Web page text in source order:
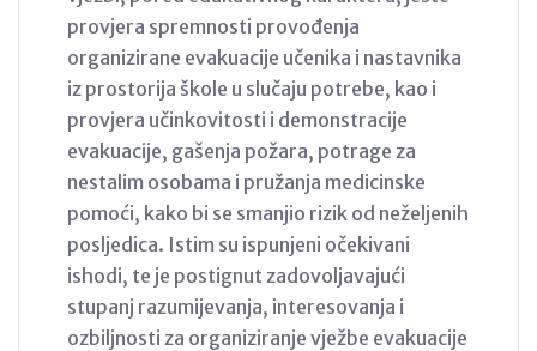
provjera spremnosti provođenja
organizirane evakuacije učenika i nastavnika
iz prostorija škole u slučaju potrebe, kao i
provjera učinkovitosti i demonstracije
evakuacije, gašenja požara, potrage za
nestalim osobama i pružanja medicinske
pomoći, kako bi se smanjio rizik od neželjenih
posljedica. Istim su ispunjeni očekivani
ishodi, te je postignut zadovoljavajući
stupanj razumijevanja, interesovanja i
ozbiljnosti za organiziranje vježbe evakuacije